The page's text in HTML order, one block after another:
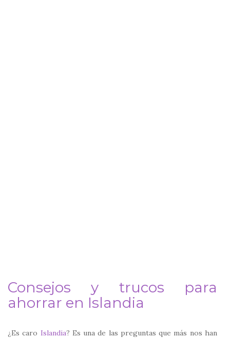
Consejos y trucos para
ahorrar en Islandia
¿Es caro Islandia? Es una de las preguntas que más nos han